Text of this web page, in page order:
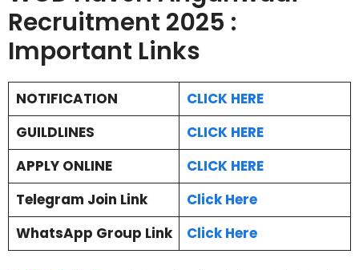
Recruitment 2025 :
Important Links
NOTIFICATION
CLICK HERE
GUILDLINES
CLICK HERE
APPLY ONLINE
CLICK HERE
Telegram Join Link
Click Here
WhatsApp Group Link
Click Here